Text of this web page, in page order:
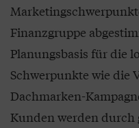
Finanzgruppe
Planungsbasis für die
Schwerpunkte wie die
Dachmarken-
Kunden werden durch